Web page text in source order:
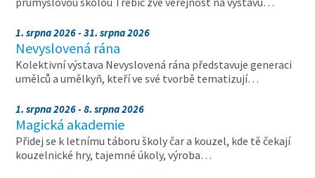
1. srpna 2026 - 31. srpna 2026
Nevyslovená rána
Kolektivní výstava Nevyslovená rána představuje generaci
umělců a umělkyň, kteří ve své tvorbě tematizují…
1. srpna 2026 - 8. srpna 2026
Magická akademie
Přidej se k letnímu táboru školy čar a kouzel, kde tě čekají
kouzelnické hry, tajemné úkoly, výroba…